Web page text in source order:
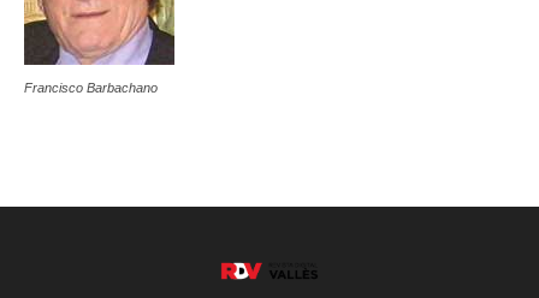
Francisco Barbachano